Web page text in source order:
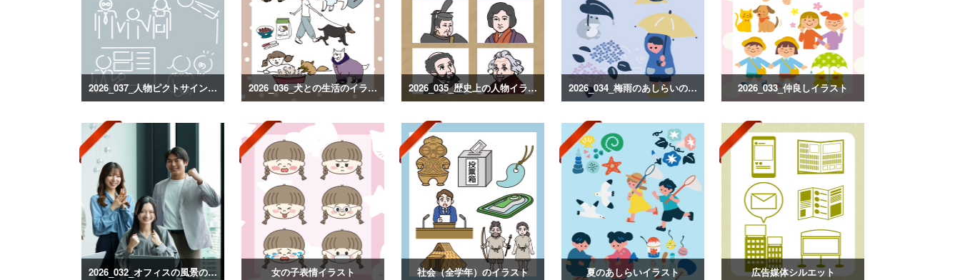
2026_037_人物ピクトサインシルエット 2026_036_犬との生活のイラスト 2026_035_歴史上の人物イラスト 2026_034_梅雨のあしらいのイラスト 2026_033_仲良しイラスト
2026_032_オフィスの風景の写真 女の子表情イラスト 社会（全学年）のイラスト 夏のあしらいイラスト 広告媒体シルエット